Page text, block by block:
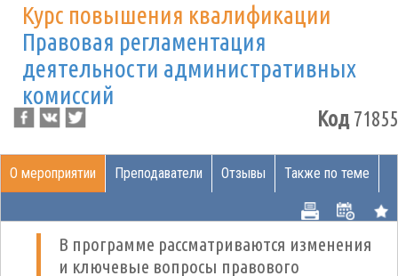
Курс повышения квалификации
Правовая регламентация
деятельности административных
комиссий
Код71855
О мероприятии Преподаватели Отзывы Также по теме
В программе рассматриваются изменения
и ключевые вопросы правового